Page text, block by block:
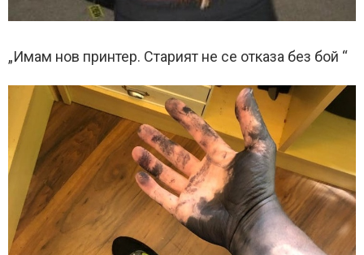
„Имам нов принтер. Старият не се отказа без бой “